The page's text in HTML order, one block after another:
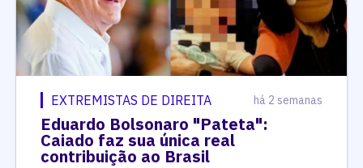
EXTREMISTAS DE DIREITA há 2 semanas
Eduardo Bolsonaro "Pateta":
Caiado faz sua única real
contribuição ao Brasil